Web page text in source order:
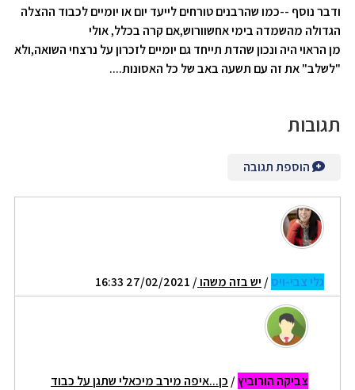
ודבר נוסף --כמו שהרבנים טורחים לייעד יום או יומיים לכבוד ההצלה
הגדולה מהשמדה בימי אחשוורוש,אם קרה בכלל, אולי
מן הראוי היה ונכון שהדת תייחד גם יומיים לזכרון על נרצחי השואה,ולא
"לשלב" את זה עם תשעה באב של כל האסונות....
תגובות
הוספת תגובה
גלי צבי-ויס/ יש בזה משהו/ 27/02/2021 16:33
צביקה הורוביץ/ כן...איפה מירב מיכאלי שתגן על כבוד